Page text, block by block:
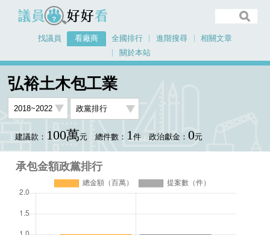
議員好好看
找議員 看廠商 全國排行 進階搜尋
相關文章
關於本站
弘裕土木包工業
建議款： 100萬元 總件數： 1件 政治獻金： 0元
承包金額政黨排行